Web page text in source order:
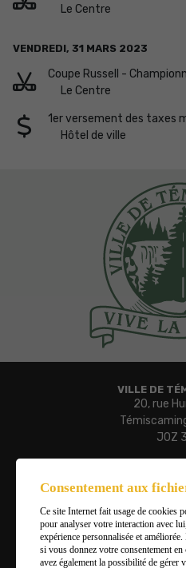
Le Centre
VENDREDI, 31 MARS 2023
Coupe Russell -
Le Centre
1er versement des taxes
Hôtel de ville
Consentement aux
Ce site Internet fait usage de cookies
pour analyser votre interaction avec
expérience personnalisée et
si vous donnez votre consentement
avez également la possibilité de gérer
VILLE DE
20, rue
J0Z
819
819